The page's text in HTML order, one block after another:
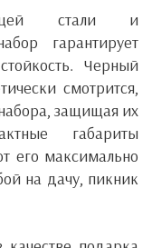
стали и
гарантирует
Черный
смотрится,
защищая их
габариты
его максимально
на дачу, пикник